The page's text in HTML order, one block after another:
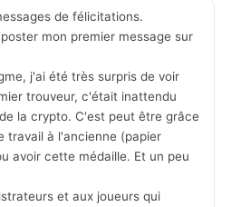
de félicitations.
mon premier message sur
j'ai été très surpris de voir
trouveur, c'était inattendu
la crypto. C'est peut être grâce
travail à l'ancienne (papier
avoir cette médaille. Et un peu
et aux joueurs qui